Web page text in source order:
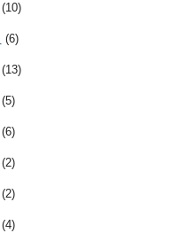
(10)
(6)
(13)
(5)
(6)
(2)
(2)
(4)